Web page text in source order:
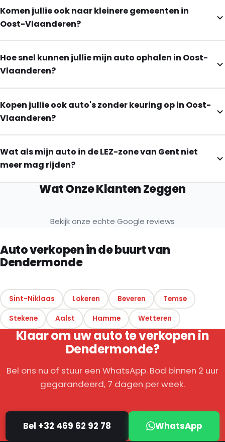
Komen jullie ook naar kleinere gemeenten in
Oost-Vlaanderen?
Hoe snel kunnen jullie mijn auto ophalen in Oost-
Vlaanderen?
Kopen jullie ook auto's zonder keuring op in Oost-
Vlaanderen?
Wat als mijn auto in de LEZ-zone van Gent niet
meer mag rijden?
Wat Onze Klanten Zeggen
Bekijk onze echte Google reviews
Auto verkopen in de buurt van
Dendermonde
Sint-Niklaas Lokeren Beveren Temse
Stekene Aalst Hamme Wetteren
Klaar om uw auto te verkopen in
Dendermonde?
Bel ons nu of stuur een WhatsApp. Bod binnen 2 uur
gegarandeerd, 7 dagen per week.
Bel +32 469 62 92 78 WhatsApp